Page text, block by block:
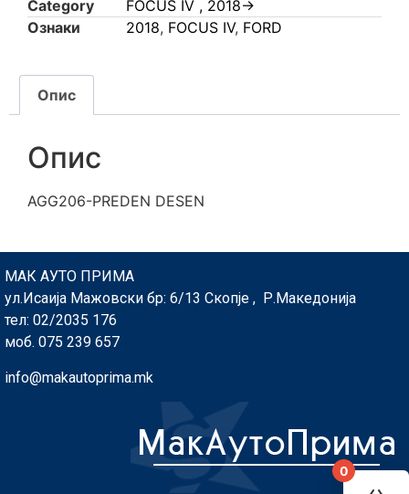
Category
FOCUS IV , 2018->
Ознаки
2018, FOCUS IV, FORD
Опис
Опис
AGG206-PREDEN DESEN
МАК АУТО ПРИМА
ул.Исаија Мажовски бр: 6/13 Скопје , Р.Македонија
тел: 02/2035 176
моб. 075 239 657
info@makautoprima.mk
0